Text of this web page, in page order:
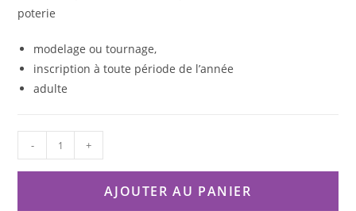
poterie
modelage ou tournage,
inscription à toute période de l’année
adulte
- +
AJOUTER AU PANIER